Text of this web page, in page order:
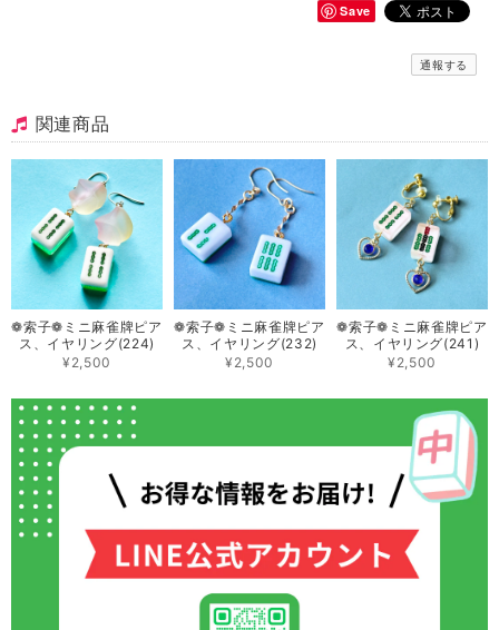
Save
通報する
関連商品
❁索子❁ミニ 麻雀牌ピア
ス、イヤリング(224)
¥2,500
❁索子❁ミニ 麻雀牌ピア
ス、イヤリング(232)
¥2,500
❁索子❁ミニ 麻雀牌ピア
ス、イヤリング(241)
¥2,500